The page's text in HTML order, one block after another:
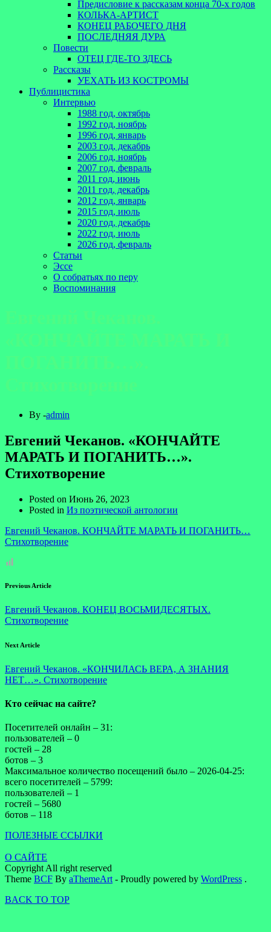
Предисловие к рассказам конца 70-х годов
КОЛЬКА-АРТИСТ
КОНЕЦ РАБОЧЕГО ДНЯ
ПОСЛЕДНЯЯ ДУРА
Повести
ОТЕЦ ГДЕ-ТО ЗДЕСЬ
Рассказы
УЕХАТЬ ИЗ КОСТРОМЫ
Публицистика
Интервью
1988 год, октябрь
1992 год, ноябрь
1996 год, январь
2003 год, декабрь
2006 год, ноябрь
2007 год, февраль
2011 год, июнь
2011 год, декабрь
2012 год, январь
2015 год, июль
2020 год, декабрь
2022 год, июль
2026 год, февраль
Статьи
Эссе
О собратьях по перу
Воспоминания
By -admin
Евгений Чеканов. «КОНЧАЙТЕ
МАРАТЬ И ПОГАНИТЬ…».
Стихотворение
Posted on Июнь 26, 2023
Posted in Из поэтической антологии
Евгений Чеканов. КОНЧАЙТЕ МАРАТЬ И ПОГАНИТЬ…
Стихотворение
Previous Article
Евгений Чеканов. КОНЕЦ ВОСЬМИДЕСЯТЫХ.
Стихотворение
Next Article
Евгений Чеканов. «КОНЧИЛАСЬ ВЕРА, А ЗНАНИЯ
НЕТ…». Стихотворение
Кто сейчас на сайте?
Посетителей онлайн – 31:
пользователей – 0
гостей – 28
ботов – 3
Максимальное количество посещений было – 2026-04-25:
всего посетителей – 5799:
пользователей – 1
гостей – 5680
ботов – 118
ПОЛЕЗНЫЕ ССЫЛКИ
О САЙТЕ
Copyright All right reserved
Theme BCF By aThemeArt - Proudly powered by WordPress .
BACK TO TOP